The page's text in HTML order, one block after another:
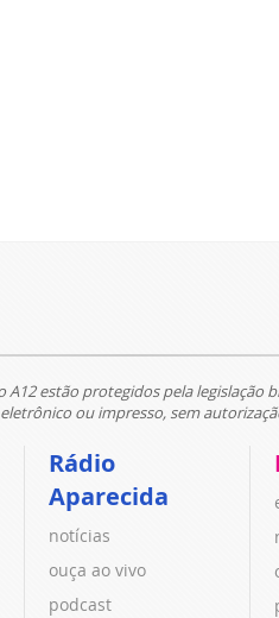
A12 estão protegidos pela legislação
ou impresso, sem
Rádio
Aparecida
notícias
ouça ao vivo
podcast